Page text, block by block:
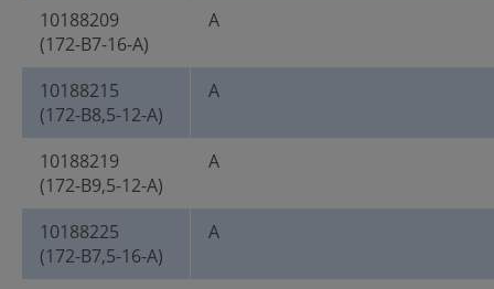
10188209
(172-B7-16-A)
A
10188215
(172-B8,5-12-A)
A
10188219
(172-B9,5-12-A)
A
10188225
(172-B7,5-16-A)
A